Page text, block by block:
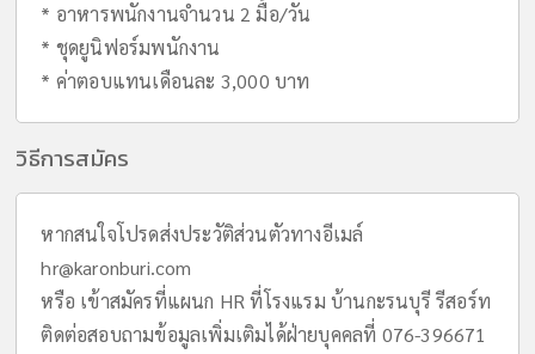
* อาหารพนักงานจำนวน 2 มื้อ/วัน
* ชุดยูนิฟอร์มพนักงาน
* ค่าตอบแทนเดือนละ 3,000 บาท
วิธีการสมัคร
หากสนใจโปรดส่งประวัติส่วนตัวทางอีเมล์
hr@karonburi.com
หรือ เข้าสมัครที่แผนก HR ที่โรงแรม บ้านกะรนบุรี รีสอร์ท
ติดต่อสอบถามข้อมูลเพิ่มเติมได้ฝ่ายบุคคลที่ 076-396671